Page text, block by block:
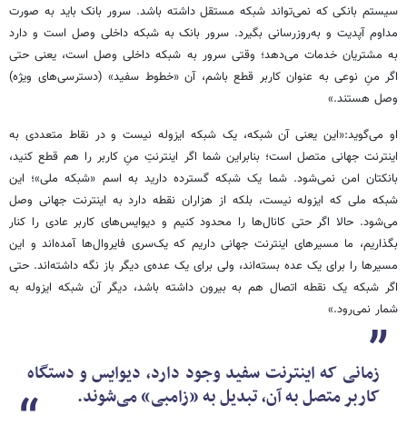
سیستم بانکی که نمی‌تواند شبکه مستقل داشته باشد. سرور بانک باید به صورت
مداوم آپدیت و به‌روزرسانی بگیرد. سرور بانک به شبکه داخلی وصل است و دارد
به مشتریان خدمات می‌دهد؛ وقتی سرور به شبکه داخلی وصل است، یعنی حتی
اگر منِ نوعی به عنوان کاربر قطع باشم، آن «خطوط سفید» (دسترسی‌های ویژه)
وصل هستند.»
او می‌گوید:«این یعنی آن شبکه، یک شبکه ایزوله نیست و در نقاط متعددی به
اینترنت جهانی متصل است؛ بنابراین شما اگر اینترنتِ منِ کاربر را هم قطع کنید،
بانکتان امن نمی‌شود. شما یک شبکه گسترده دارید به اسم «شبکه ملی»؛ این
شبکه ملی که ایزوله نیست، بلکه از هزاران نقطه دارد به اینترنت جهانی وصل
می‌شود. حالا اگر حتی کانال‌ها را محدود کنیم و دیوایس‌های کاربر عادی را کنار
بگذاریم، ما مسیرهای اینترنت جهانی داریم که یک‌سری فایروال‌ها آمده‌اند و این
مسیرها را برای یک عده بسته‌اند، ولی برای یک عده‌ی دیگر باز نگه داشته‌اند. حتی
اگر شبکه یک نقطه اتصال هم به بیرون داشته باشد، دیگر آن شبکه ایزوله به
شمار نمی‌رود.»
زمانی که اینترنت سفید وجود دارد، دیوایس و دستگاه
کاربر متصل به آن، تبدیل به «زامبی» می‌شوند.